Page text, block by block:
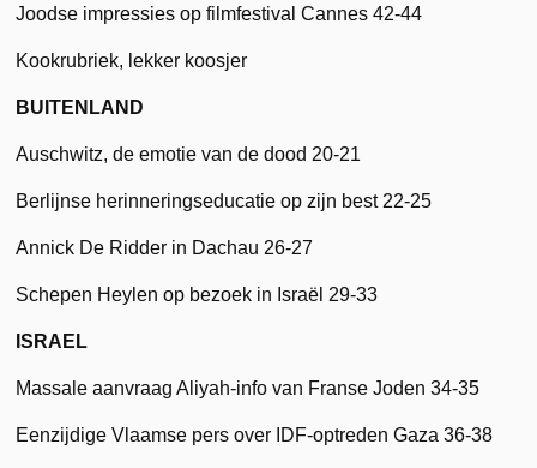
Joodse impressies op filmfestival Cannes 42-44
Kookrubriek, lekker koosjer
BUITENLAND
Auschwitz, de emotie van de dood 20-21
Berlijnse herinneringseducatie op zijn best 22-25
Annick De Ridder in Dachau 26-27
Schepen Heylen op bezoek in Israël 29-33
ISRAEL
Massale aanvraag Aliyah-info van Franse Joden 34-35
Eenzijdige Vlaamse pers over IDF-optreden Gaza 36-38